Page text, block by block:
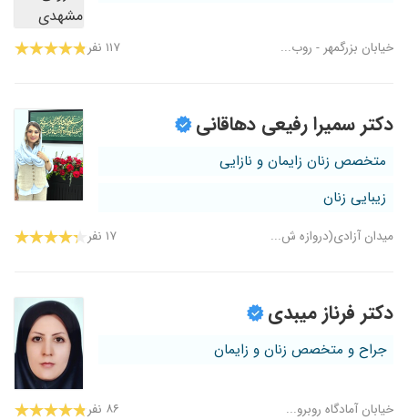
خیابان بزرگمهر - روب... ۱۱۷ نفر
دکتر سمیرا رفیعی دهاقانی
متخصص زنان زایمان و نازایی
زیبایی زنان
میدان آزادی(دروازه ش... ۱۷ نفر
دکتر فرناز میبدی
جراح و متخصص زنان و زایمان
خیابان آمادگاه روبرو... ۸۶ نفر